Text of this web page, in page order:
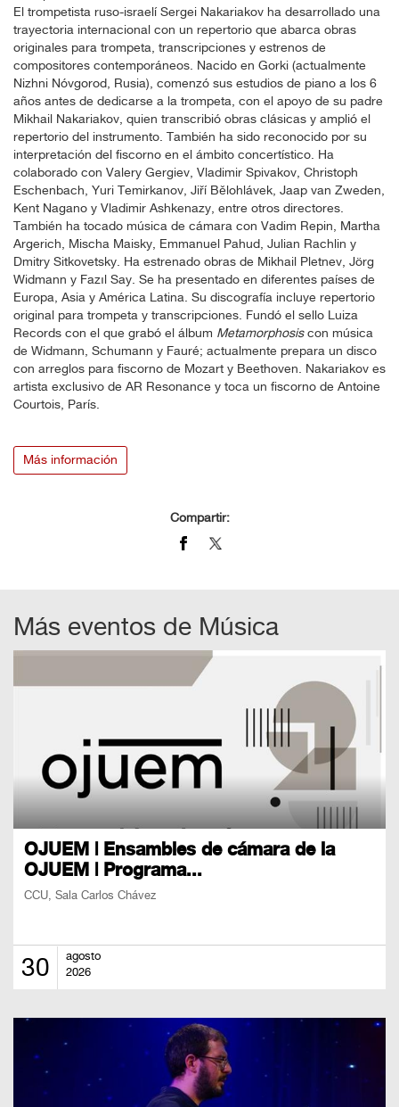
El trompetista ruso-israelí Sergei Nakariakov ha desarrollado una
trayectoria internacional con un repertorio que abarca obras
originales para trompeta, transcripciones y estrenos de
compositores contemporáneos. Nacido en Gorki (actualmente
Nizhni Nóvgorod, Rusia), comenzó sus estudios de piano a los 6
años antes de dedicarse a la trompeta, con el apoyo de su padre
Mikhail Nakariakov, quien transcribió obras clásicas y amplió el
repertorio del instrumento. También ha sido reconocido por su
interpretación del fiscorno en el ámbito concertístico. Ha
colaborado con Valery Gergiev, Vladimir Spivakov, Christoph
Eschenbach, Yuri Temirkanov, Jiří Bělohlávek, Jaap van Zweden,
Kent Nagano y Vladimir Ashkenazy, entre otros directores.
También ha tocado música de cámara con Vadim Repin, Martha
Argerich, Mischa Maisky, Emmanuel Pahud, Julian Rachlin y
Dmitry Sitkovetsky. Ha estrenado obras de Mikhail Pletnev, Jörg
Widmann y Fazıl Say. Se ha presentado en diferentes países de
Europa, Asia y América Latina. Su discografía incluye repertorio
original para trompeta y transcripciones. Fundó el sello Luiza
Records con el que grabó el álbum Metamorphosiscon música
de Widmann, Schumann y Fauré; actualmente prepara un disco
con arreglos para fiscorno de Mozart y Beethoven. Nakariakov es
artista exclusivo de AR Resonance y toca un fiscorno de Antoine
Courtois, París.
Más información
Compartir:
Más eventos de Música
OJUEM | Ensambles de cámara de la
OJUEM | Programa...
CCU, Sala Carlos Chávez
30
agosto
2026